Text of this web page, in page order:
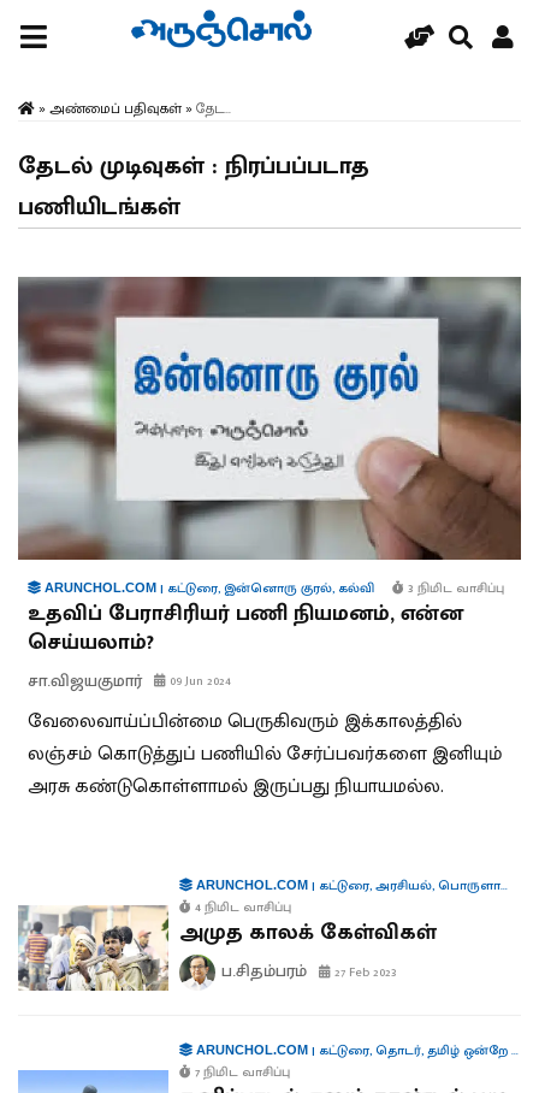
» அண்மைப் பதிவுகள்» தேட...
தேடல் முடிவுகள் : நிரப்பப்படாத
பணியிடங்கள்
ARUNCHOL.COM | கட்டுரை, இன்னொரு குரல், கல்வி 3 நிமிட வாசிப்பு
உதவிப் பேராசிரியர் பணி நியமனம், என்ன
செய்யலாம்?
சா.விஜயகுமார் 09 Jun 2024
வேலைவாய்ப்பின்மை பெருகிவரும் இக்காலத்தில்
லஞ்சம் கொடுத்துப் பணியில் சேர்ப்பவர்களை இனியும்
அரசு கண்டுகொள்ளாமல் இருப்பது நியாயமல்ல.
ARUNCHOL.COM| கட்டுரை,அரசியல்,பொருளாதாரம்
4 நிமிட வாசிப்பு
அமுத காலக் கேள்விகள்
ப.சிதம்பரம் 27 Feb 2023
ARUNCHOL.COM| கட்டுரை,தொடர்,தமிழ் ஒன்றே போதும்
7 நிமிட வாசிப்பு